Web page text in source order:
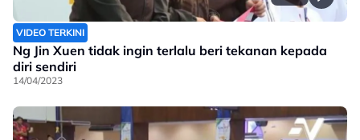
VIDEO TERKINI
Ng Jin Xuen tidak ingin terlalu beri tekanan kepada
diri sendiri
14/04/2023